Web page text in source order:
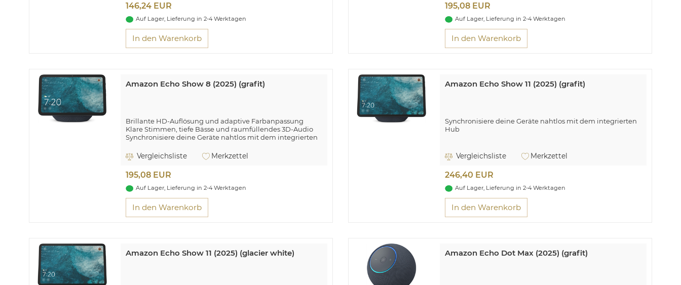
146,24 EUR
Auf Lager, Lieferung in 2-4 Werktagen
In den Warenkorb
195,08 EUR
Auf Lager, Lieferung in 2-4 Werktagen
In den Warenkorb
Amazon Echo Show 8 (2025) (grafit)
Brillante HD-Auflösung und adaptive Farbanpassung
Klare Stimmen, tiefe Bässe und raumfüllendes 3D-Audio
Synchronisiere deine Geräte nahtlos mit dem integrierten
Vergleichsliste
Merkzettel
195,08 EUR
Auf Lager, Lieferung in 2-4 Werktagen
In den Warenkorb
Amazon Echo Show 11 (2025) (grafit)
Synchronisiere deine Geräte nahtlos mit dem integrierten
Hub
Vergleichsliste Merkzettel
246,40 EUR
Auf Lager, Lieferung in 2-4 Werktagen
In den Warenkorb
Amazon Echo Show 11 (2025) (glacier white) Amazon Echo Dot Max (2025) (grafit)